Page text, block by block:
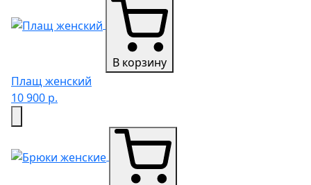
В корзину
Плащ женский
10 900 р.